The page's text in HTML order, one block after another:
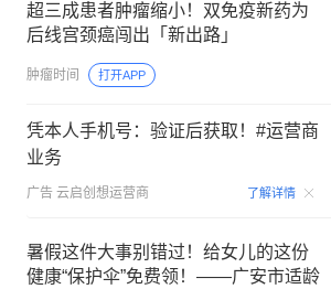
超三成患者肿瘤缩小！双免疫新药为
后线宫颈癌闯出「新出路」
肿瘤时间 打开APP
凭本人手机号：验证后获取！#运营商
业务
广告 云启创想运营商 了解详情
暑假这件大事别错过！给女儿的这份
健康“保护伞”免费领！——广安市适龄